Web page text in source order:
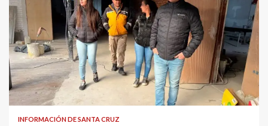
INFORMACIÓN DE SANTA CRUZ